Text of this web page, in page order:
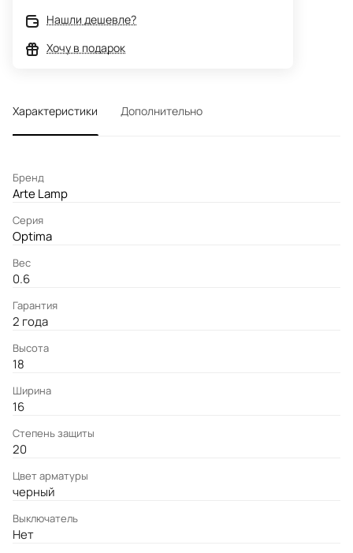
Нашли дешевле?
Хочу в подарок
Характеристики Дополнительно
Бренд
Arte Lamp
Серия
Optima
Вес
0.6
Гарантия
2 года
Высота
18
Ширина
16
Степень защиты
20
Цвет арматуры
черный
Выключатель
Нет